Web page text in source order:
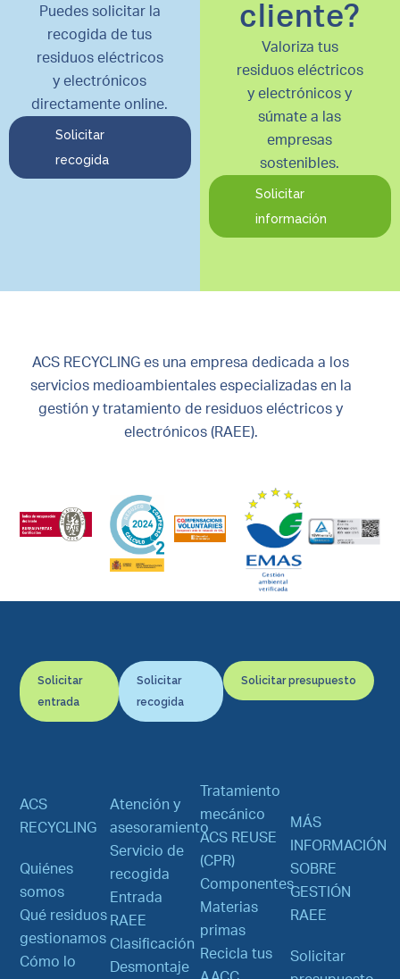
Puedes solicitar la
recogida de tus
residuos eléctricos
y electrónicos
directamente online.
Solicitar
recogida
cliente?
Valoriza tus
residuos eléctricos
y electrónicos y
súmate a las
empresas
sostenibles.
Solicitar
información
ACS RECYCLING es una empresa dedicada a los
servicios medioambientales especializadas en la
gestión y tratamiento de residuos eléctricos y
electrónicos (RAEE).
Solicitar
entrada
Solicitar
recogida
Solicitar presupuesto
ACS
RECYCLING
Quiénes
somos
Qué residuos
gestionamos
Cómo lo
Atención y
asesoramiento
Servicio de
recogida
Entrada
RAEE
Clasificación
Desmontaje
Tratamiento
mecánico
ACS REUSE
(CPR)
Componentes
Materias
primas
Recicla tus
MÁS
INFORMACIÓN
SOBRE
GESTIÓN
RAEE
Solicitar